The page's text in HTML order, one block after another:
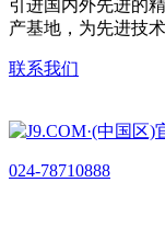
引进国内外先进的
产基地，为先进技
联系我们
024-78710888